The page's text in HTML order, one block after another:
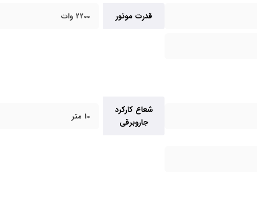
قدرت موتور 2200 وات
شعاع کارکرد
جاروبرقی
10 متر